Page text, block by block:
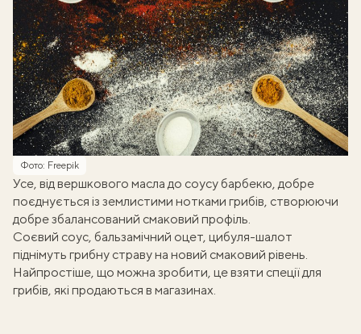
Фото: Freepik
Усе, від вершкового масла до соусу барбекю, добре
поєднується із землистими нотками грибів, створюючи
добре збалансований смаковий профіль.
Соєвий соус, бальзамічний оцет, цибуля-шалот
піднімуть грибну страву на новий смаковий рівень.
Найпростіше, що можна зробити, це взяти спеції для
грибів, які продаються в магазинах.